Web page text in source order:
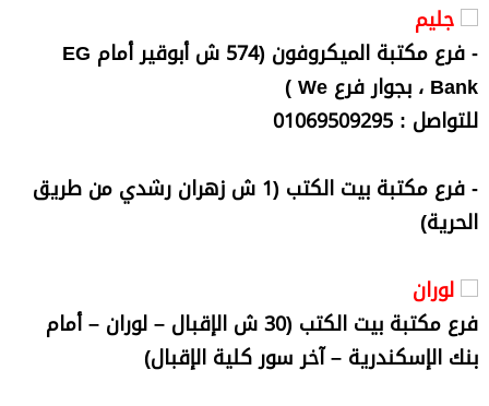
جليم
- فرع مكتبة الميكروفون (574 ش أبوقير أمام EG
Bank ، بجوار فرع We )
للتواصل : 01069509295
- فرع مكتبة بيت الكتب (1 ش زهران رشدي من طريق
الحرية)
لوران
فرع مكتبة بيت الكتب (30 ش الإقبال – لوران – أمام
بنك الإسكندرية – آخر سور كلية الإقبال)